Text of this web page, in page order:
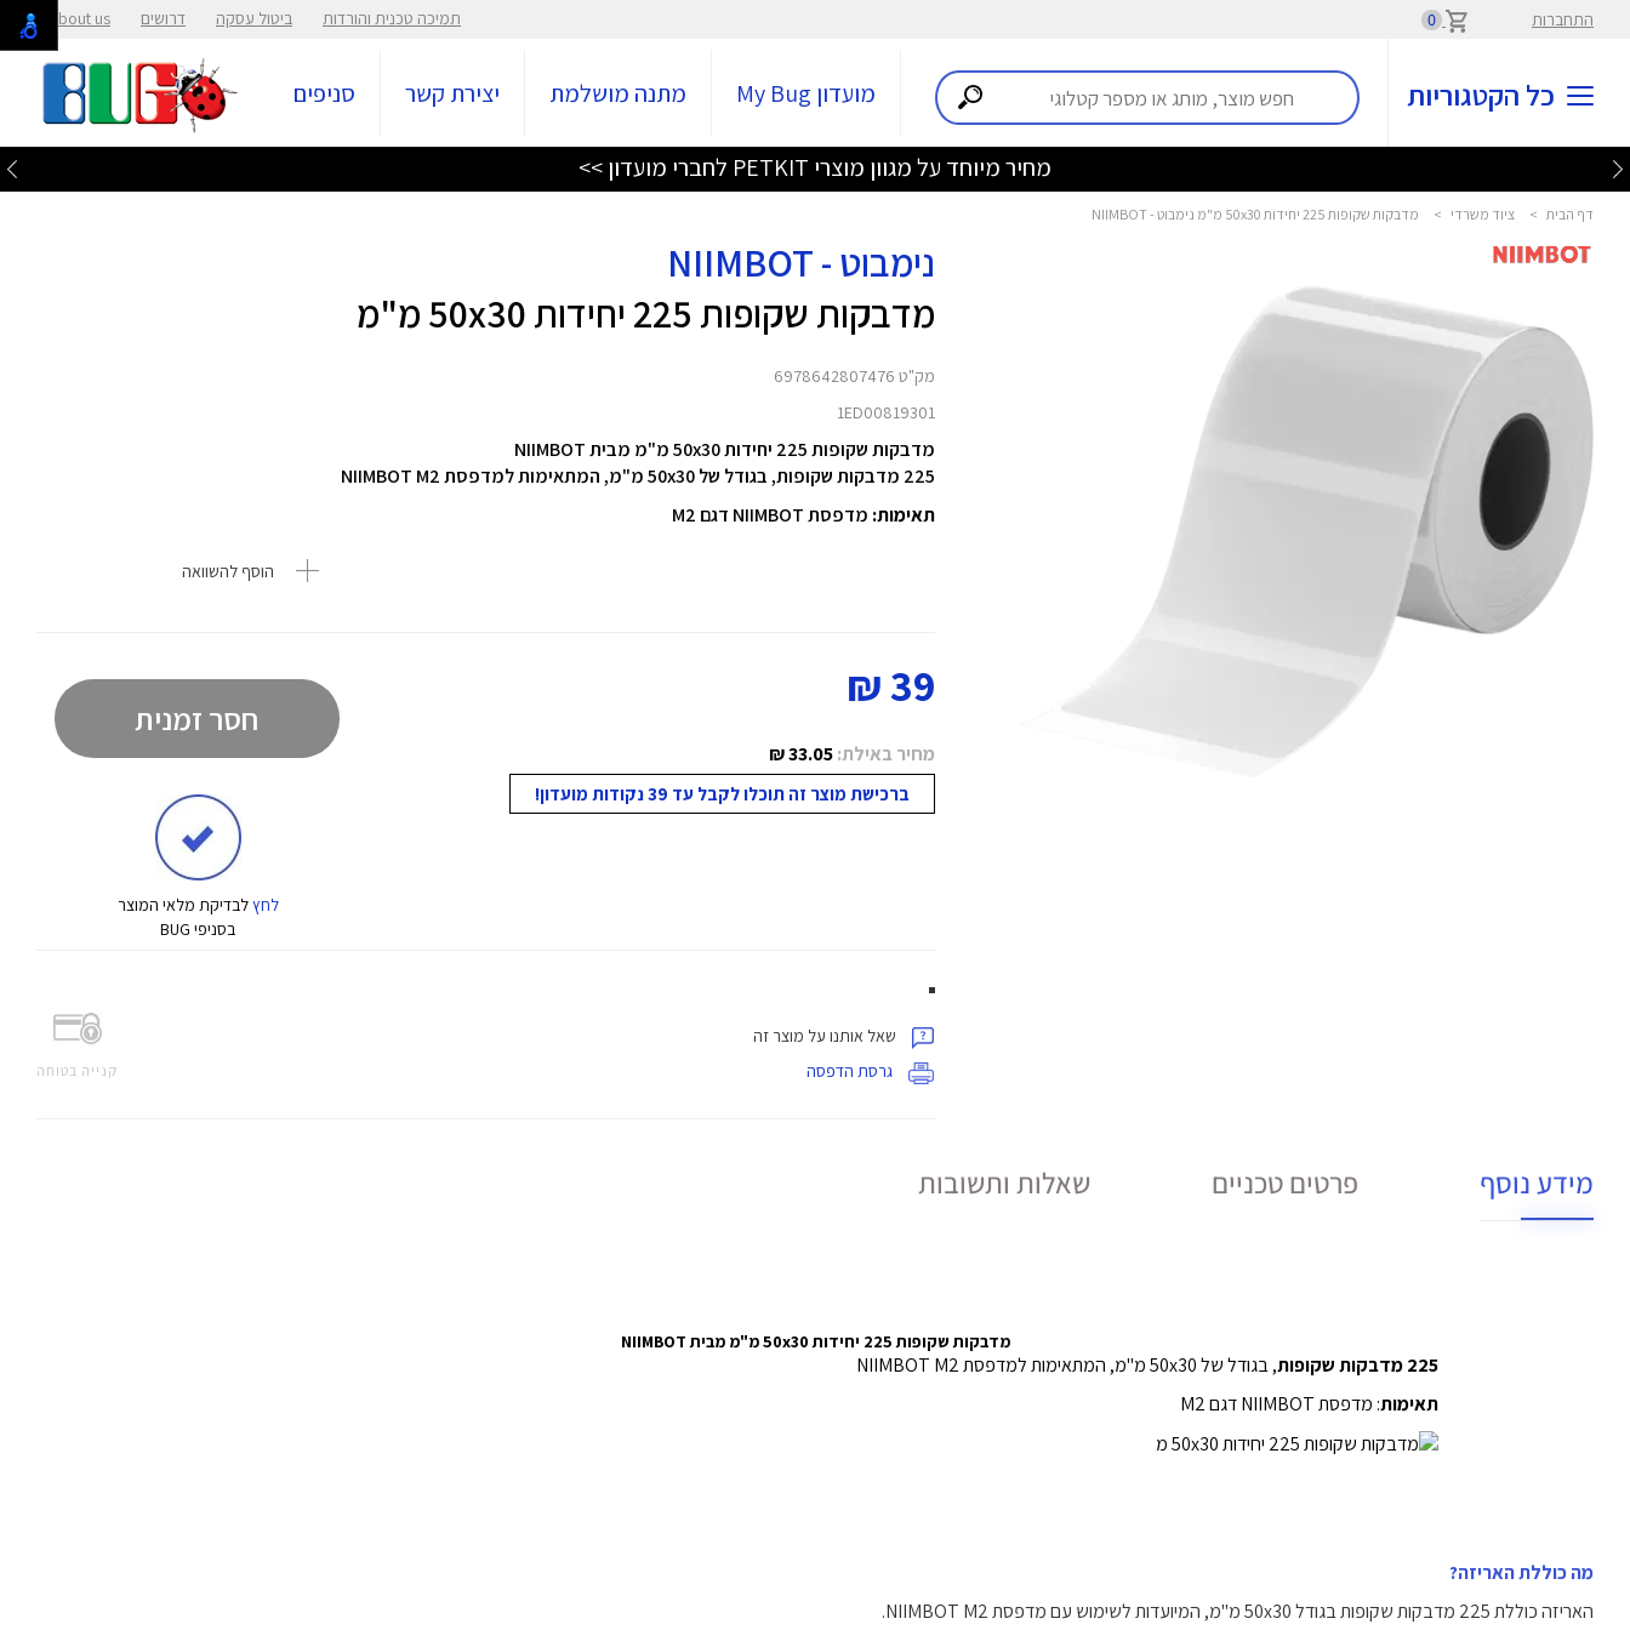
התחברות 0 תמיכה טכנית והורדות ביטול עסקה דרושים About us
כל הקטגוריות מועדון My Bug מתנה מושלמת יצירת קשר סניפים
מחיר מיוחד על מגוון מוצרי PETKIT לחברי מועדון >>
דף הבית > ציוד משרדי > מדבקות שקופות 225 יחידות 50x30 מ"מ נימבוט - NIIMBOT
נימבוט - NIIMBOT
מדבקות שקופות 225 יחידות 50x30 מ"מ
מק"ט 6978642807476
1ED00819301
מדבקות שקופות 225 יחידות 50x30 מ"מ מבית NIIMBOT
225 מדבקות שקופות, בגודל של 50x30 מ"מ, המתאימות למדפסת NIIMBOT M2
תאימות: מדפסת NIIMBOT דגם M2
הוסף להשוואה
39 ₪
מחיר באילת:33.05 ₪
ברכישת מוצר זה תוכלו לקבל עד 39 נקודות מועדון!
חסר זמנית
לחץלבדיקת מלאי המוצר
בסניפי BUG
קנייה בטוחה
שאל אותנו על מוצר זה
גרסת הדפסה
מידע נוסף פרטים טכניים שאלות ותשובות
מדבקות שקופות 225 יחידות 50x30 מ"מ מבית NIIMBOT
225 מדבקות שקופות
, בגודל של 50x30 מ"מ, המתאימות למדפסת NIIMBOT M2
תאימות: מדפסת NIIMBOT דגם M2
מה כוללת האריזה?
האריזה כוללת 225 מדבקות שקופות בגודל 50x30 מ"מ, המיועדות לשימוש עם מדפסת NIIMBOT M2.